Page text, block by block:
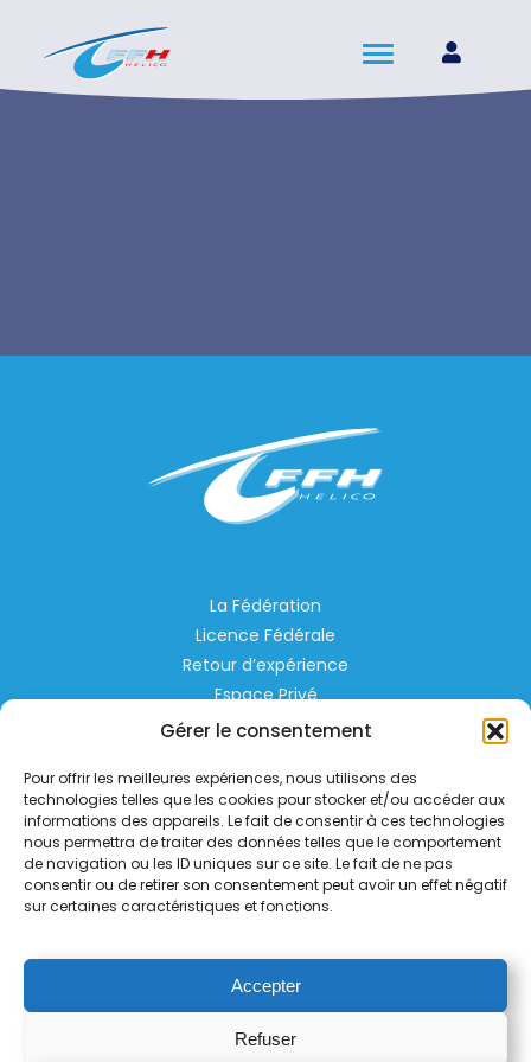
Gérer le consentement
Pour offrir les meilleures expériences, nous utilisons des
technologies telles que les cookies pour stocker et/ou accéder aux
informations des appareils. Le fait de consentir à ces technologies
nous permettra de traiter des données telles que le comportement
de navigation ou les ID uniques sur ce site. Le fait de ne pas
consentir ou de retirer son consentement peut avoir un effet négatif
sur certaines caractéristiques et fonctions.
Accepter
Refuser
La Fédération
Licence Fédérale
Retour d’expérience
Espace Privé
Règlementation
Aérodrome de Lognes Emerainville
77185 LOGNES
contact@helico.org